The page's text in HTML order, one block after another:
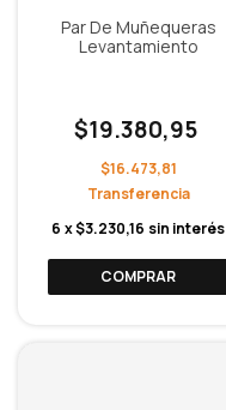
Par De Muñequeras
Levantamiento
$19.380,95
$16.473,81
6 x$3.230,16 sin interés
COMPRAR